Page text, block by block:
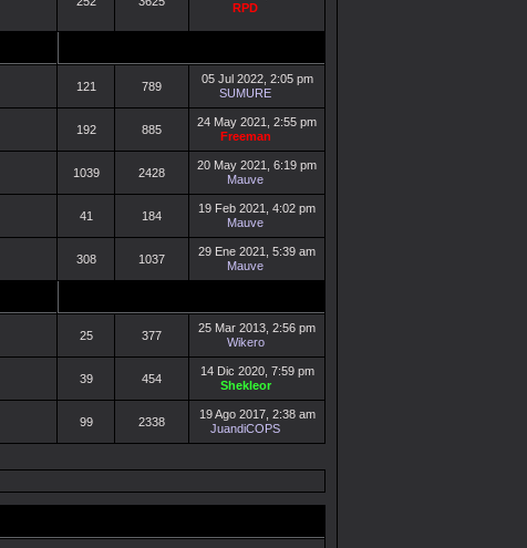
RPD
121 789
05 Jul 2022, 2:05 pm
SUMURE
192 885
24 May 2021, 2:55 pm
Freeman
1039 2428
20 May 2021, 6:19 pm
Mauve
41 184
19 Feb 2021, 4:02 pm
Mauve
308 1037
29 Ene 2021, 5:39 am
Mauve
25 377
25 Mar 2013, 2:56 pm
Wikero
39 454
14 Dic 2020, 7:59 pm
Shekleor
99 2338
19 Ago 2017, 2:38 am
JuandiCOPS